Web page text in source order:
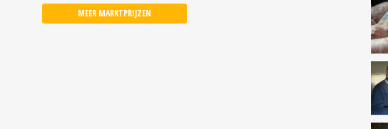
MEER MARKTPRIJZEN